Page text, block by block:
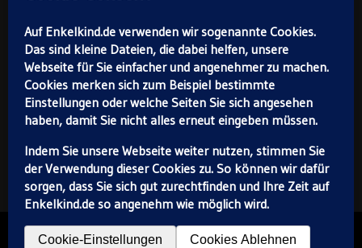
Die Enkelkind.de-Redaktion:
Eva Gardé.